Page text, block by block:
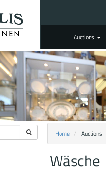
Auctions
Home Auctions
Wäsche